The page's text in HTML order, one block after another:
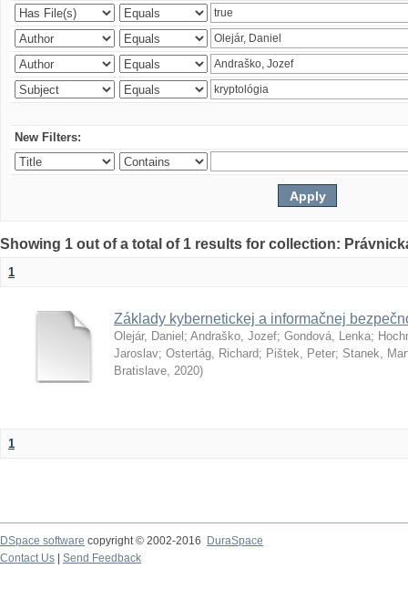
New Filters:
Showing 1 out of a total of 1 results for collection:
1
Základy kybernetickej a informačnej
Olejár, Daniel ; Andraško, Jozef; Gondová, Lenka;
Jaroslav; Ostertág, Richard; Pištek, Peter; Stanek,
Bratislave, 2020)
1
DSpace software copyright © 2002-2016
DuraSpace
Contact Us
Send Feedback